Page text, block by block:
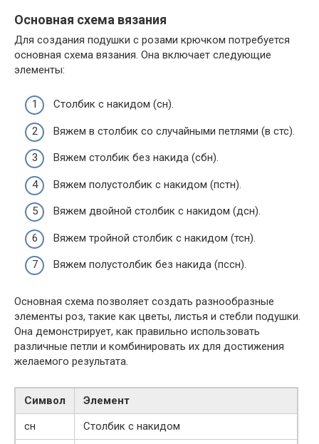
Основная схема вязания
Для создания подушки с розами крючком потребуется
основная схема вязания. Она включает следующие
элементы:
Столбик с накидом (сн).
Вяжем в столбик со случайными петлями (в стс).
Вяжем столбик без накида (сбн).
Вяжем полустолбик с накидом (пстн).
Вяжем двойной столбик с накидом (дсн).
Вяжем тройной столбик с накидом (тсн).
Вяжем полустолбик без накида (пссн).
Основная схема позволяет создать разнообразные
элементы роз, такие как цветы, листья и стебли подушки.
Она демонстрирует, как правильно использовать
различные петли и комбинировать их для достижения
желаемого результата.
Символ
Элемент
сн
Столбик с накидом